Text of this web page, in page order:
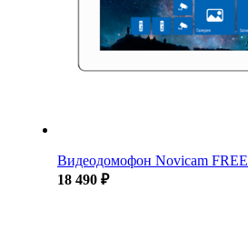
Видеодомофон Novicam
18 490 ₽